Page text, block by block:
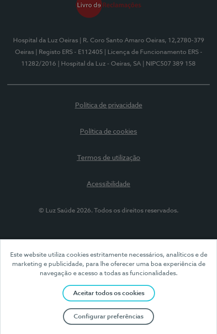
Este website utiliza cookies estritamente necessários, analíticos e de
marketing e publicidade, para lhe oferecer uma boa experiência de
navegação e acesso a todas as funcionalidades.
Aceitar todos os cookies
Configurar preferências
Hospital da Luz Oeiras
| R. Coro Santo Amaro Oeiras, 12,2780-379
Oeiras
| Registo ERS - E112405
| Licença de Funcionamento ERS -
11282/2016
| Hospital da Luz - Oeiras, SA | NIPC507 389 158
Política de privacidade
Política de cookies
Termos de utilização
Acessibilidade
© Luz Saúde 2026. Todos os direitos reservados.